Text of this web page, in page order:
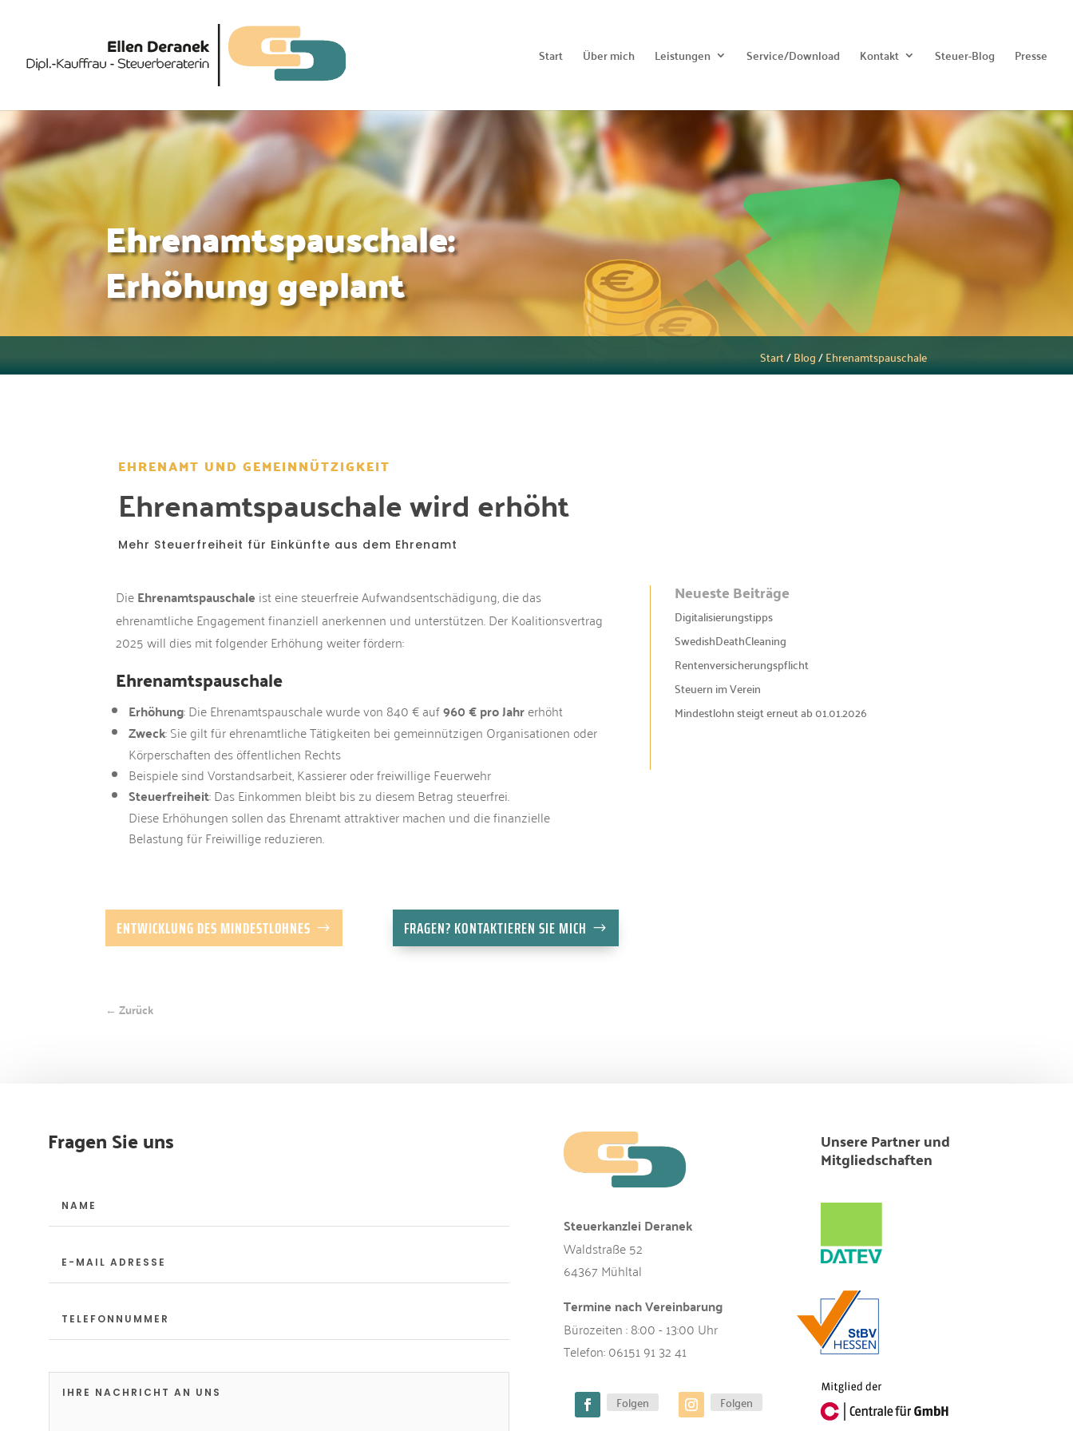
Start Über mich Leistungen Service/Download Kontakt Steuer-Blog Presse
Ehrenamtspauschale:
Erhöhung geplant
Start/Blog/Ehrenamtspauschale
EHRENAMT UND GEMEINNÜTZIGKEIT
Ehrenamtspauschale wird erhöht
Mehr Steuerfreiheit für Einkünfte aus dem Ehrenamt
DieEhrenamtspauschale ist eine steuerfreie Aufwandsentschädigung, die das
ehrenamtliche Engagement finanziell anerkennen und unterstützen.Der Koalitionsvertrag
2025 will dies mit folgender Erhöhung weiter fördern:
Ehrenamtspauschale
Erhöhung: Die Ehrenamtspauschale wurde von 840 € auf960 € pro Jahrerhöht
Zweck: Sie gilt für ehrenamtliche Tätigkeiten bei gemeinnützigen Organisationen oder
Körperschaften des öffentlichen Rechts
Beispiele sind Vorstandsarbeit, Kassierer oder freiwillige Feuerwehr
Steuerfreiheit: Das Einkommen bleibt bis zu diesem Betrag steuerfrei.
Diese Erhöhungen sollen das Ehrenamt attraktiver machen und die finanzielle
Belastung für Freiwillige reduzieren.
Neueste Beiträge
Digitalisierungstipps
SwedishDeathCleaning
Rentenversicherungspflicht
Steuern im Verein
Mindestlohn steigt erneut ab 01.01.2026
ENTWICKLUNG DES MINDESTLOHNES FRAGEN? KONTAKTIEREN SIE MICH
← Zurück
Fragen Sie uns
Steuerkanzlei Deranek
Waldstraße 52
64367 Mühltal
Termine nach Vereinbarung
Bürozeiten : 8:00 - 13:00 Uhr
Telefon:06151 91 32 41
Folgen Folgen
Unsere Partner und
Mitgliedschaften